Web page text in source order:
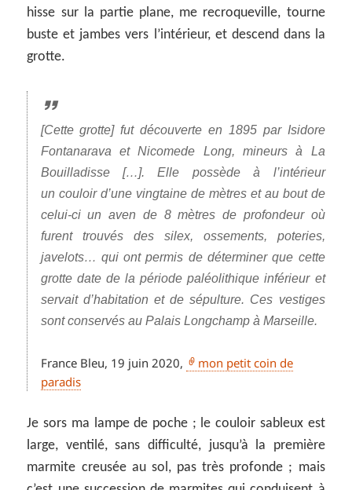
hisse sur la partie plane, me recroqueville, tourne
buste et jambes vers l’intérieur, et descend dans la
grotte.
[Cette grotte] fut découverte en 1895par Isidore
Fontanarava et Nicomede Long, mineurs à La
Bouilladisse […]. Elle possède à l’intérieur
un couloird’une vingtaine de mètres et au bout de
celui-ci unaven de 8 mètres de profondeur où
furent trouvés des silex, ossements, poteries,
javelots… qui ont permis de déterminer que cette
grotte date de la périodepaléolithique inférieuret
servait d’habitation et de sépulture. Ces vestiges
sont conservés au Palais Longchamp à Marseille.
France Bleu, 19 juin 2020,
mon petit coin de
paradis
Je sors ma lampe de poche ; le couloir sableux est
large, ventilé, sans difficulté, jusqu’à la première
marmite creusée au sol, pas très profonde ; mais